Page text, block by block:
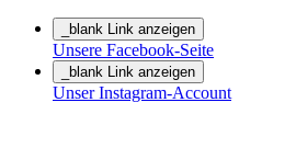
_blank Link anzeigen
Unsere Facebook-Seite
_blank Link anzeigen
Unser Instagram-Account